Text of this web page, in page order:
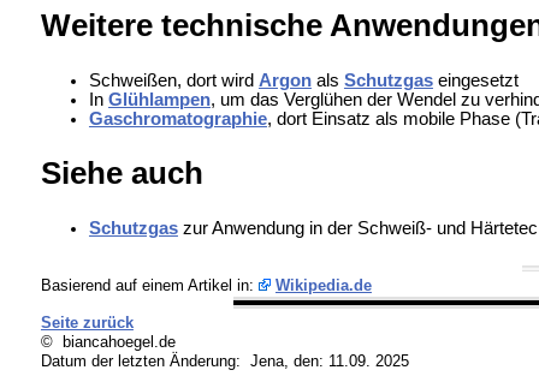
Weitere technische
Schweißen, dort wird Argonals Schutzgaseingesetzt
In Glühlampen, um das Verglühen der Wendel zu
Gaschromatographie, dort Einsatz als mobile Phase
Siehe auch
Schutzgaszur Anwendung in der Schweiß- und
Basierend auf einem Artikel in: Wikipedia.de
Seite zurück
© biancahoegel.de
Datum der letzten Änderung: Jena, den: 11.09. 2025